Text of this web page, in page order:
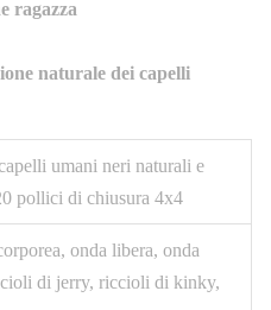
ragazza
naturale dei capelli
umani neri naturali e
pollici di chiusura 4x4
onda libera, onda
di jerry, riccioli di kinky,